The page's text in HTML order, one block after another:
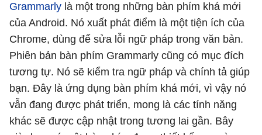
Grammarly là một trong những bàn phím khá mới
của Android. Nó xuất phát điểm là một tiện ích của
Chrome, dùng để sửa lỗi ngữ pháp trong văn bản.
Phiên bản bàn phím Grammarly cũng có mục đích
tương tự. Nó sẽ kiểm tra ngữ pháp và chính tả giúp
bạn. Đây là ứng dụng bàn phím khá mới, vì vậy nó
vẫn đang được phát triển, mong là các tính năng
khác sẽ được cập nhật trong tương lai gần. Bây